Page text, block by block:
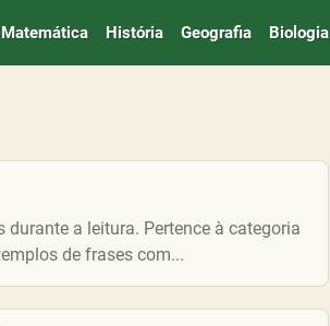
Matemática História Geografia Biologia
a leitura. Pertence à categoria
de frases com...